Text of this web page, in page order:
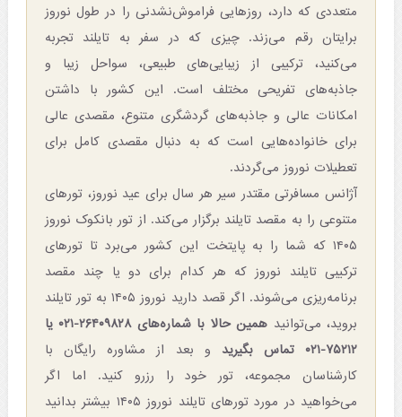
متعددی که دارد، روزهایی فراموش‌نشدنی را در طول نوروز
برایتان رقم می‌زند. چیزی که در سفر به تایلند تجربه
می‌کنید، ترکیبی از زیبایی‌های طبیعی، سواحل زیبا و
جاذبه‌های تفریحی مختلف است. این کشور با داشتن
امکانات عالی و جاذبه‌های گردشگری متنوع، مقصدی عالی
برای خانواده‌هایی است که به دنبال مقصدی کامل برای
تعطیلات نوروز می‌گردند.
آژانس مسافرتی مقتدر سیر هر سال برای عید نوروز، تورهای
متنوعی را به مقصد تایلند برگزار می‌کند. از تور بانکوک نوروز
۱۴۰۵ که شما را به پایتخت این کشور می‌برد تا تورهای
ترکیبی تایلند نوروز که هر کدام برای دو یا چند مقصد
برنامه‌ریزی می‌شوند. اگر قصد دارید نوروز ۱۴۰۵ به تور تایلند
بروید، می‌توانید
همین حالا با شماره‌های ۲۶۴۰۹۸۲۸-۰۲۱ یا
۷۵۲۱۲-۰۲۱ تماس بگیرید
و بعد از مشاوره رایگان با
کارشناسان مجموعه، تور خود را رزرو کنید. اما اگر
می‌خواهید در مورد تورهای تایلند نوروز ۱۴۰۵ بیشتر بدانید